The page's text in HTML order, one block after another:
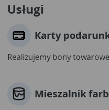
Usługi
Karty
Realizujemy bony
Mieszalnik farb